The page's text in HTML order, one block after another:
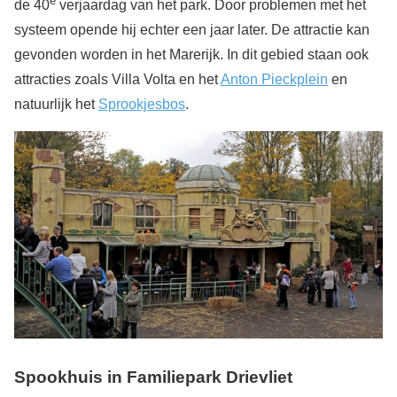
de 40
verjaardag van het park. Door problemen met het
systeem opende hij echter een jaar later. De attractie kan
gevonden worden in het Marerijk. In dit gebied staan ook
attracties zoals Villa Volta en hetAnton Pieckplein en
natuurlijk het Sprookjesbos.
Spookhuis in Familiepark Drievliet